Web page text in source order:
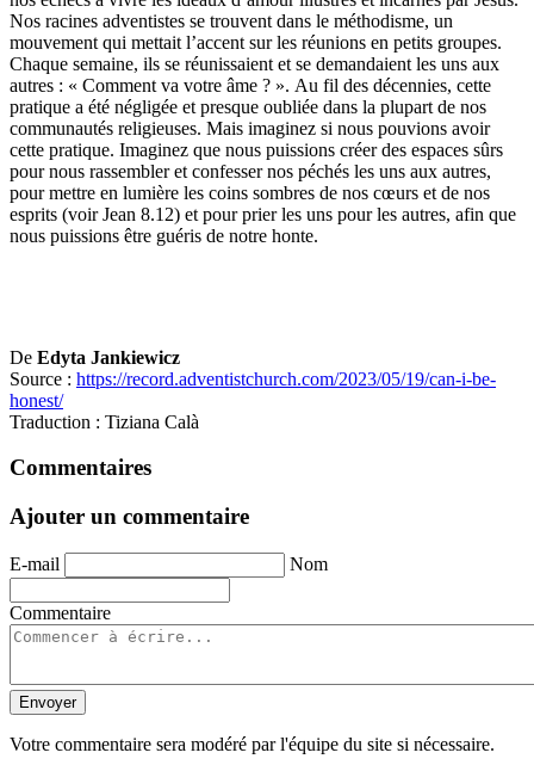
Nos racines adventistes se trouvent dans le méthodisme, un
mouvement qui mettait l’accent sur les réunions en petits groupes.
Chaque semaine, ils se réunissaient et se demandaient les uns aux
autres : « Comment va votre âme ? ». Au fil des décennies, cette
pratique a été négligée et presque oubliée dans la plupart de nos
communautés religieuses. Mais imaginez si nous pouvions avoir
cette pratique. Imaginez que nous puissions créer des espaces sûrs
pour nous rassembler et confesser nos péchés les uns aux autres,
pour mettre en lumière les coins sombres de nos cœurs et de nos
esprits (voir Jean 8.12) et pour prier les uns pour les autres, afin que
nous puissions être guéris de notre honte.
De Edyta Jankiewicz
Source : https://record.adventistchurch.com/2023/05/19/can-i-be-
honest/
Traduction : Tiziana Calà
Commentaires
Ajouter un commentaire
E-mail Nom
Commentaire
Envoyer
Votre commentaire sera modéré par l'équipe du site si nécessaire.